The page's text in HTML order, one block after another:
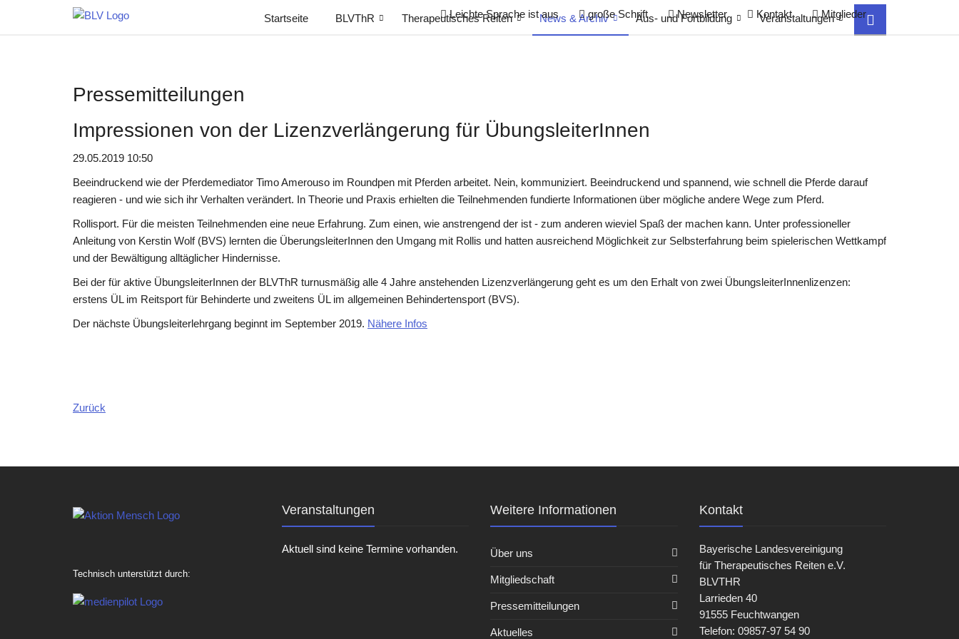
Leichte Sprache ist aus große Schrift Newsletter Kontakt Mitglieder
Startseite BLVThR Therapeutisches Reiten News & Archiv Aus- und Fortbildung Veranstaltungen
Pressemitteilungen
Impressionen von der Lizenzverlängerung für ÜbungsleiterInnen
29.05.2019 10:50
Beeindruckend wie der Pferdemediator Timo Amerouso im Roundpen mit Pferden arbeitet. Nein, kommuniziert. Beeindruckend und spannend, wie schnell die Pferde darauf
reagieren - und wie sich ihr Verhalten verändert. In Theorie und Praxis erhielten die Teilnehmenden fundierte Informationen über mögliche andere Wege zum Pferd.
Rollisport. Für die meisten Teilnehmenden eine neue Erfahrung. Zum einen, wie anstrengend der ist - zum anderen wieviel Spaß der machen kann. Unter professioneller
Anleitung von Kerstin Wolf (BVS) lernten die ÜberungsleiterInnen den Umgang mit Rollis und hatten ausreichend Möglichkeit zur Selbsterfahrung beim spielerischen Wettkampf
und der Bewältigung alltäglicher Hindernisse.
Bei der für aktive ÜbungsleiterInnen der BLVThR turnusmäßig alle 4 Jahre anstehenden Lizenzverlängerung geht es um den Erhalt von zwei ÜbungsleiterInnenlizenzen:
erstens ÜL im Reitsport für Behinderte und zweitens ÜL im allgemeinen Behindertensport (BVS).
Der nächste Übungsleiterlehrgang beginnt im September 2019. Nähere Infos
Zurück
Technisch unterstützt durch:
Veranstaltungen
Aktuell sind keine Termine vorhanden.
Weitere Informationen
Über uns
Mitgliedschaft
Pressemitteilungen
Aktuelles
Kontakt
Bayerische Landesvereinigung
für Therapeutisches Reiten e.V.
BLVTHR
Larrieden 40
91555 Feuchtwangen
Telefon: 09857-97 54 90